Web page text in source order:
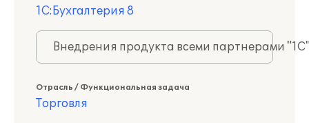
1С:Бухгалтерия 8
Внедрения продукта всеми партнерами
Отрасль / Функциональная задача
Торговля